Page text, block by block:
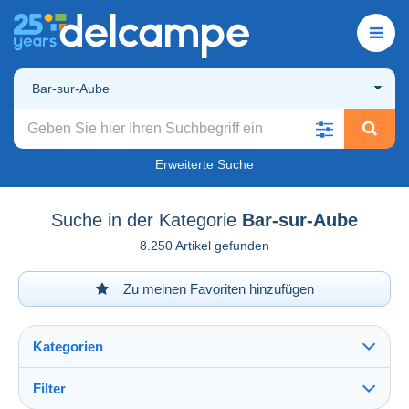
Bar-sur-Aube
Erweiterte Suche
Suche in der Kategorie Bar-sur-Aube
8.250 Artikel gefunden
Zu meinen Favoriten hinzufügen
Kategorien
Filter